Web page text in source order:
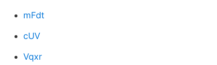
mFdt
cUV
Vqxr